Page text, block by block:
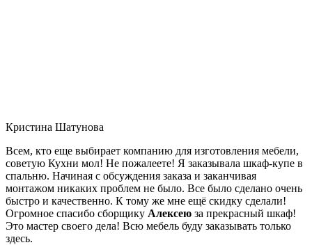
Кристина Шатунова
Всем, кто еще выбирает компанию для изготовления мебели,
советую Кухни мол! Не пожалеете! Я заказывала шкаф-купе в
спальню. Начиная с обсуждения заказа и заканчивая
монтажом никаких проблем не было. Все было сделано очень
быстро и качественно. К тому же мне ещё скидку сделали!
Огромное спасибо сборщику Алексею за прекрасный шкаф!
Это мастер своего дела! Всю мебель буду заказывать только
здесь.